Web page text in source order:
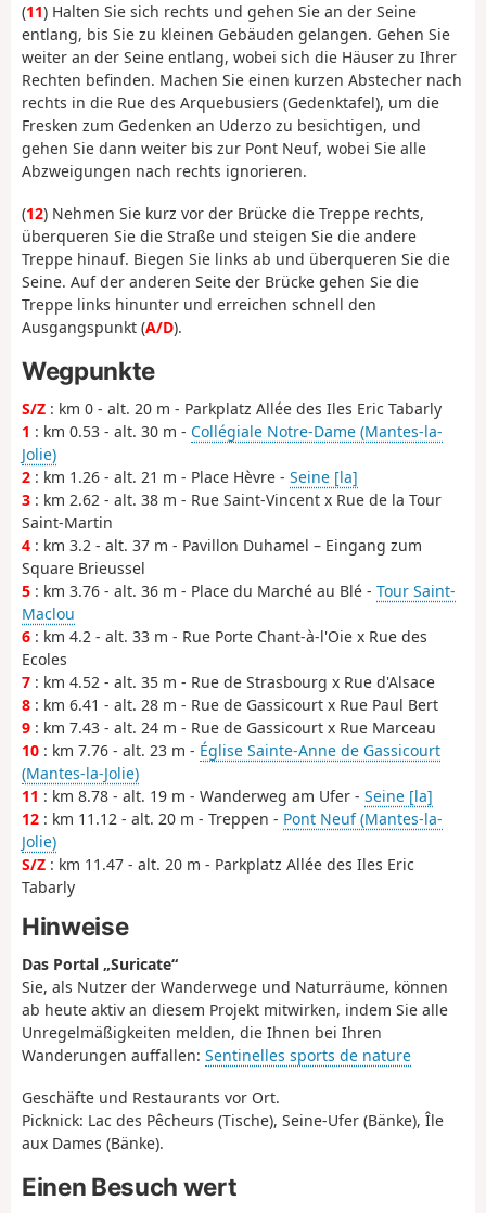
(11) Halten Sie sich rechts und gehen Sie an der Seine
entlang, bis Sie zu kleinen Gebäuden gelangen. Gehen Sie
weiter an der Seine entlang, wobei sich die Häuser zu Ihrer
Rechten befinden. Machen Sie einen kurzen Abstecher nach
rechts in die Rue des Arquebusiers (Gedenktafel), um die
Fresken zum Gedenken an Uderzo zu besichtigen, und
gehen Sie dann weiter bis zur Pont Neuf, wobei Sie alle
Abzweigungen nach rechts ignorieren.
(12) Nehmen Sie kurz vor der Brücke die Treppe rechts,
überqueren Sie die Straße und steigen Sie die andere
Treppe hinauf. Biegen Sie links ab und überqueren Sie die
Seine. Auf der anderen Seite der Brücke gehen Sie die
Treppe links hinunter und erreichen schnell den
Ausgangspunkt (A/D).
Wegpunkte
S/Z : km 0 - alt. 20 m - Parkplatz Allée des Iles Eric Tabarly
1 : km 0.53 - alt. 30 m - Collégiale Notre-Dame (Mantes-la-
Jolie)
2 : km 1.26 - alt. 21 m - Place Hèvre - Seine [la]
3 : km 2.62 - alt. 38 m - Rue Saint-Vincent x Rue de la Tour
Saint-Martin
4 : km 3.2 - alt. 37 m - Pavillon Duhamel – Eingang zum
Square Brieussel
5 : km 3.76 - alt. 36 m - Place du Marché au Blé - Tour Saint-
Maclou
6 : km 4.2 - alt. 33 m - Rue Porte Chant-à-l'Oie x Rue des
Ecoles
7 : km 4.52 - alt. 35 m - Rue de Strasbourg x Rue d'Alsace
8 : km 6.41 - alt. 28 m - Rue de Gassicourt x Rue Paul Bert
9 : km 7.43 - alt. 24 m - Rue de Gassicourt x Rue Marceau
10 : km 7.76 - alt. 23 m - Église Sainte-Anne de Gassicourt
(Mantes-la-Jolie)
11 : km 8.78 - alt. 19 m - Wanderweg am Ufer - Seine [la]
12 : km 11.12 - alt. 20 m - Treppen - Pont Neuf (Mantes-la-
Jolie)
S/Z : km 11.47 - alt. 20 m - Parkplatz Allée des Iles Eric
Tabarly
Hinweise
Das Portal „Suricate“
Sie, als Nutzer der Wanderwege und Naturräume, können
ab heute aktiv an diesem Projekt mitwirken, indem Sie alle
Unregelmäßigkeiten melden, die Ihnen bei Ihren
Wanderungen auffallen: Sentinelles sports de nature
Geschäfte und Restaurants vor Ort.
Picknick: Lac des Pêcheurs (Tische), Seine-Ufer (Bänke), Île
aux Dames (Bänke).
Einen Besuch wert